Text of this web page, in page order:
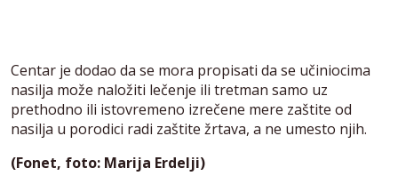
Centar je dodao da se mora propisati da se učiniocima
nasilja može naložiti lečenje ili tretman samo uz
prethodno ili istovremeno izrečene mere zaštite od
nasilja u porodici radi zaštite žrtava, a ne umesto njih.
(Fonet, foto: Marija Erdelji)